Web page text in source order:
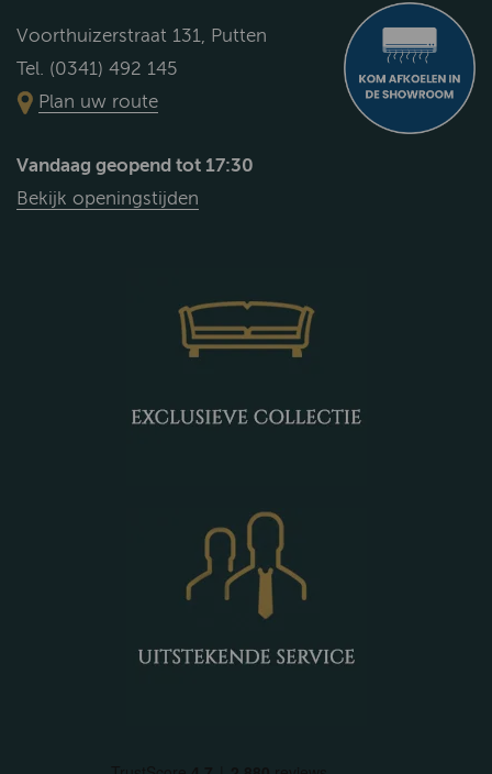
Voorthuizerstraat 131, Putten
Tel. (0341) 492 145
Plan uw route
Vandaag geopend tot 17:30
Bekijk openingstijden